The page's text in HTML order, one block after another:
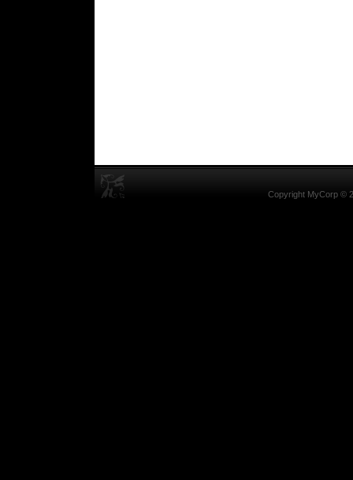
Copyright MyCorp ©